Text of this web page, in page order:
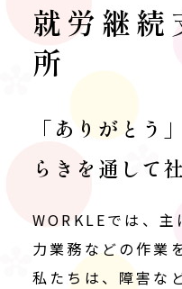
就労継続
所
「ありがとう
らきを通して
WORKLEでは、主
力業務などの作業
私たちは、障害な